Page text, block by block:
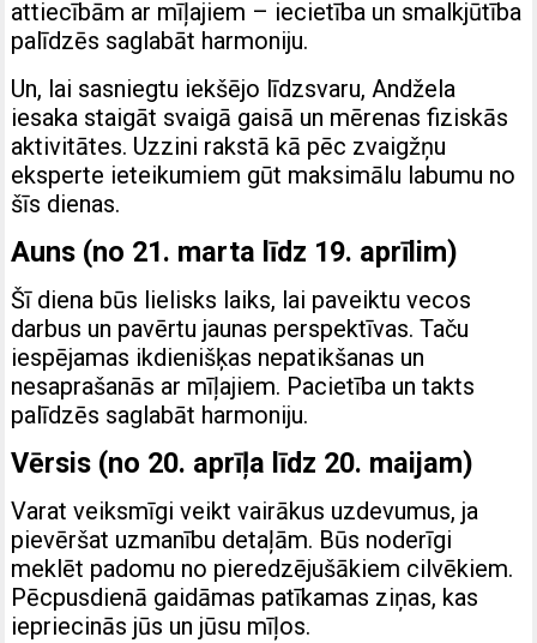
attiecībām ar mīļajiem – iecietība un smalkjūtība
palīdzēs saglabāt harmoniju.
Un, lai sasniegtu iekšējo līdzsvaru, Andžela
iesaka staigāt svaigā gaisā un mērenas fiziskās
aktivitātes. Uzzini rakstā kā pēc zvaigžņu
eksperte ieteikumiem gūt maksimālu labumu no
šīs dienas.
Auns (no 21. marta līdz 19. aprīlim)
Šī diena būs lielisks laiks, lai paveiktu vecos
darbus un pavērtu jaunas perspektīvas. Taču
iespējamas ikdienišķas nepatikšanas un
nesaprašanās ar mīļajiem. Pacietība un takts
palīdzēs saglabāt harmoniju.
Vērsis (no 20. aprīļa līdz 20. maijam)
Varat veiksmīgi veikt vairākus uzdevumus, ja
pievēršat uzmanību detaļām. Būs noderīgi
meklēt padomu no pieredzējušākiem cilvēkiem.
Pēcpusdienā gaidāmas patīkamas ziņas, kas
iepriecinās jūs un jūsu mīļos.